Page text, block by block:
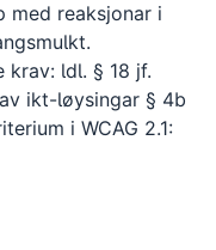
med reaksjonar i
ldl. § 18 jf.
ikt-løysingar § 4b
i WCAG 2.1: